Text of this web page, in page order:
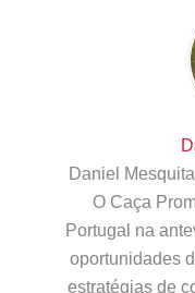
Daniel
O Caça
Portugal na
oportunidades
estratégias de